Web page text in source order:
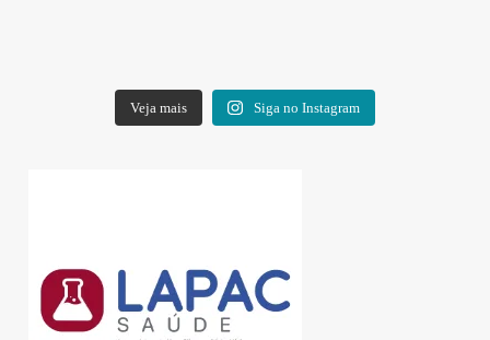
Veja mais Siga no Instagram